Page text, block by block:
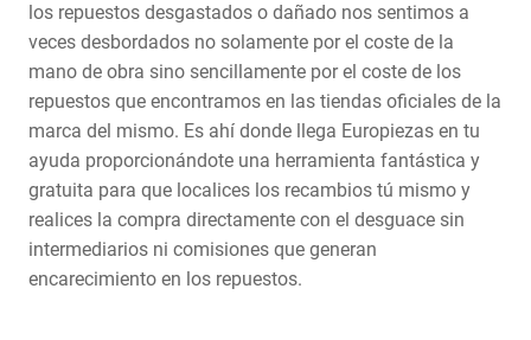
los repuestos desgastados o dañado nos sentimos a
veces desbordados no solamente por el coste de la
mano de obra sino sencillamente por el coste de los
repuestos que encontramos en las tiendas oficiales de la
marca del mismo. Es ahí donde llega Europiezas en tu
ayuda proporcionándote una herramienta fantástica y
gratuita para que localices los recambios tú mismo y
realices la compra directamente con el desguace sin
intermediarios ni comisiones que generan
encarecimiento en los repuestos.